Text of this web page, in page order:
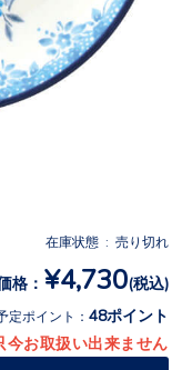
在庫状態 : 売り切れ
格： ¥4,730(税込)
定ポイント： 48ポイント
今お取扱い出来ません